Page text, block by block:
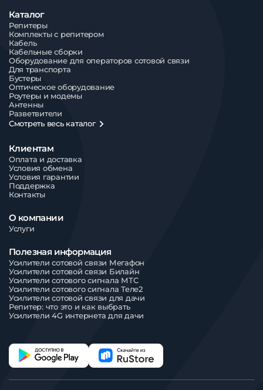
Каталог
Репитеры
Комплекты с репитером
Кабель
Кабельные сборки
Оборудование для операторов сотовой связи
Для транспорта
Бустеры
Оптическое оборудование
Роутеры и модемы
Антенны
Разветвители
Смотреть весь каталог
Клиентам
Оплата и доставка
Условия обмена
Условия гарантии
Поддержка
Контакты
О компании
Услуги
Полезная информация
Усилители сотовой связи Мегафон
Усилители сотовой связи Билайн
Усилители сотового сигнала МТС
Усилители сотового сигнала Теле2
Усилители сотовой связи для дачи
Репитер: что это и как выбрать
Усилители 4G интернета для дачи